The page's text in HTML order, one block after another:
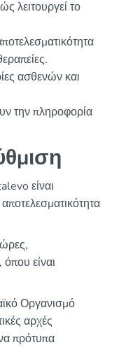
λειτουργεί το
ασθενών και
την πληροφορία
είναι
είναι
Οργανισμό
αρχές
πρότυπα